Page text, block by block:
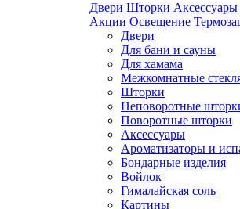
Двери Шторки Аксессуары
Акции Освещение
Двери
Для бани и сауны
Для хамама
Межкомнатные
Шторки
Неповоротные
Поворотные шторки
Аксессуары
Ароматизаторы и
Бондарные изделия
Войлок
Гималайская соль
Картины